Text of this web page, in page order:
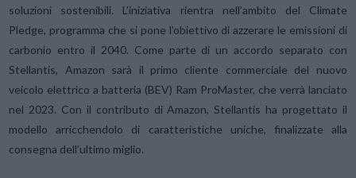
soluzioni sostenibili. L’iniziativa rientra nell’ambito del Climate
Pledge, programma che si pone l’obiettivo di azzerare le emissioni di
carbonio entro il 2040. Come parte di un accordo separato con
Stellantis, Amazon sarà il primo cliente commerciale del nuovo
veicolo elettrico a batteria (BEV) Ram ProMaster, che verrà lanciato
nel 2023. Con il contributo di Amazon, Stellantis ha progettato il
modello arricchendolo di caratteristiche uniche, finalizzate alla
consegna dell’ultimo miglio.